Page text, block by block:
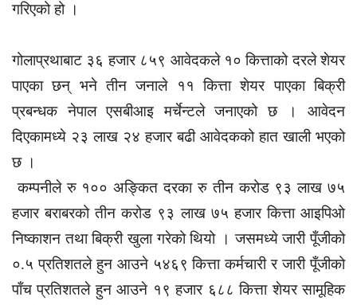
गरिएको हो ।
गोलाप्रथाबाट ३६ हजार ८५९ आवेदकले १० कित्ताको दरले शेयर
पाएका छन् भने तीन जनाले ११ कित्ता शेयर पाएका बिक्री
प्रबन्धक नेपाल एसबीआइ मर्चेन्टले जनाएको छ । आवेदन
दिएकामध्ये २३ लाख २४ हजार बढी आवेदकको हात खाली भएको
छ ।
कम्पनीले रु १०० अङ्कित दरका रु तीन करोड ९३ लाख ७५
हजार बराबरको तीन करोड ९३ लाख ७५ हजार कित्ता आइपिओ
निष्काशन तथा बिक्री खुला गरेको थियो । जसमध्ये जारी पूँजीको
०.५ प्रतिशतले हुन आउने ५४६९ कित्ता कर्मचारी र जारी पूँजीको
पाँच प्रतिशतले हुन आउने १९ हजार ६८८ कित्ता शेयर सामूहिक